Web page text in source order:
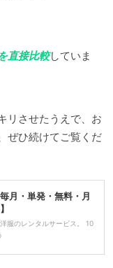
直接比較していま
リさせたうえで、お
ぜひ続けてご覧くだ
月・単発・無料・月
服のレンタルサービス。 10